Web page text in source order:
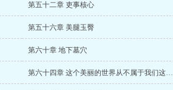
第五十二章 吏事核心
第五十六章 美腿玉臀
第六十章 地下墓穴
第六十四章 这个美丽的世界从不属于我们这些底层修士